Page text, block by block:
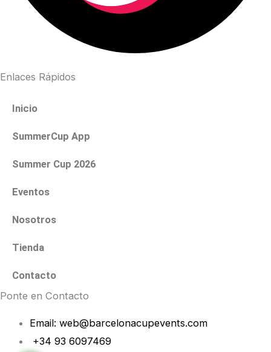
Enlaces Rápidos
Inicio
SummerCup App
Summer Cup 2026
Eventos
Nosotros
Tienda
Contacto
Ponte en Contacto
Email: web@barcelonacupevents.com
+34 93 6097469